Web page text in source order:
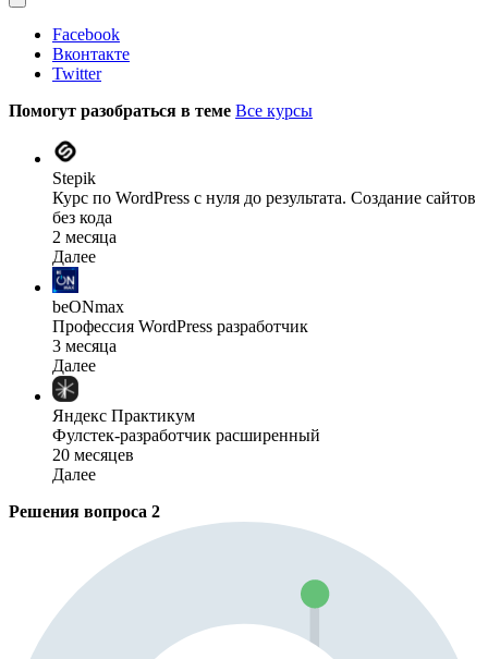
Facebook
Вконтакте
Twitter
Помогут разобраться в теме Все курсы
Stepik
Курс по WordPress с нуля до результата. Создание сайтов
без кода
2 месяца
Далее
beONmax
Профессия WordPress разработчик
3 месяца
Далее
Яндекс Практикум
Фулстек-разработчик расширенный
20 месяцев
Далее
Решения вопроса 2